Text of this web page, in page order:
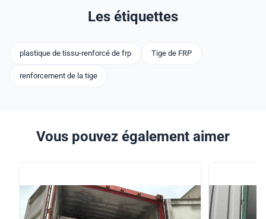
Les étiquettes
plastique de tissu-renforcé de frp Tige de FRP
renforcement de la tige
Vous pouvez également aimer